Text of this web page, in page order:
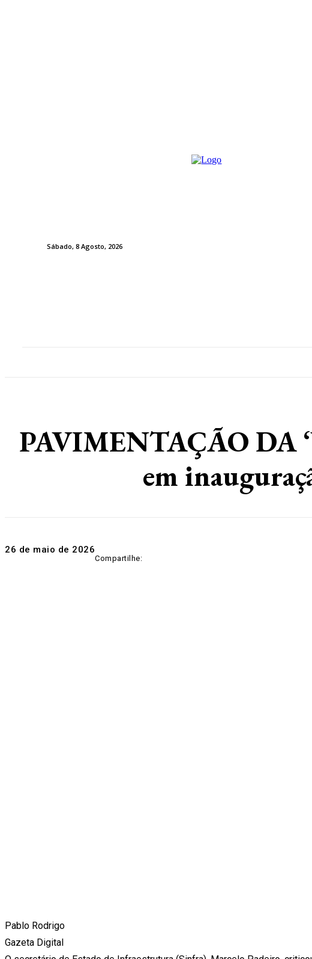
Sábado, 8 Agosto, 2026
PAVIMENTAÇÃO DA
em
26 de maio de 2026
Compartilhe:
Pablo Rodrigo
Gazeta Digital